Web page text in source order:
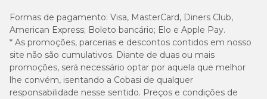
Formas de pagamento: Visa, MasterCard, Diners Club,
American Express; Boleto bancário; Elo e Apple Pay.
* As promoções, parcerias e descontos contidos em nosso
site não são cumulativos. Diante de duas ou mais
promoções, será necessário optar por aquela que melhor
lhe convém, isentando a Cobasi de qualquer
responsabilidade nesse sentido. Preços e condições de